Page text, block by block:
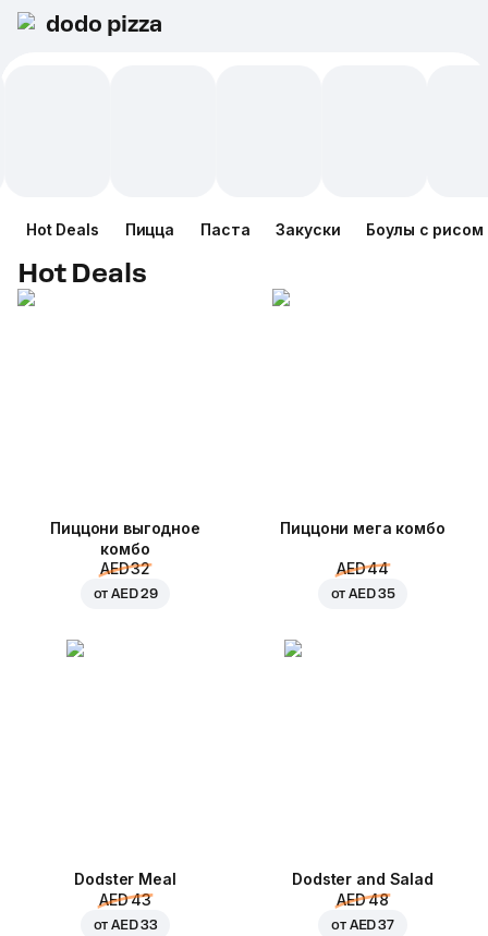
dodo pizza
Hot Deals Пицца Паста Закуски Боулы с рисом
Hot Deals
Пиццони выгодное
комбо
AED 32
отAED 29
Пиццони мега комбо
AED 44
отAED 35
Dodster Meal
AED 43
отAED 33
Dodster and Salad
AED 48
от AED 37